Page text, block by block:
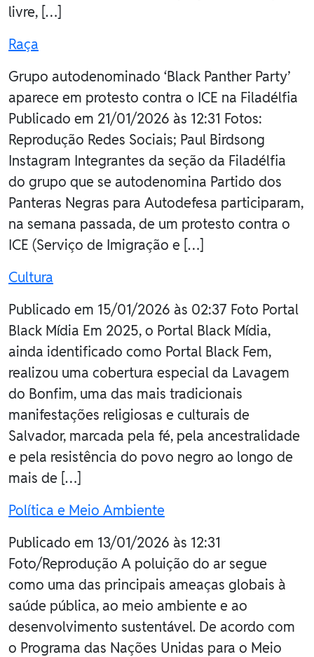
livre, […]
Raça
Grupo autodenominado ‘Black Panther Party’
aparece em protesto contra o ICE na Filadélfia
Publicado em 21/01/2026 às 12:31 Fotos:
Reprodução Redes Sociais; Paul Birdsong
Instagram Integrantes da seção da Filadélfia
do grupo que se autodenomina Partido dos
Panteras Negras para Autodefesa participaram,
na semana passada, de um protesto contra o
ICE (Serviço de Imigração e […]
Cultura
Publicado em 15/01/2026 às 02:37 Foto Portal
Black Mídia Em 2025, o Portal Black Mídia,
ainda identificado como Portal Black Fem,
realizou uma cobertura especial da Lavagem
do Bonfim, uma das mais tradicionais
manifestações religiosas e culturais de
Salvador, marcada pela fé, pela ancestralidade
e pela resistência do povo negro ao longo de
mais de […]
Política e Meio Ambiente
Publicado em 13/01/2026 às 12:31
Foto/Reprodução A poluição do ar segue
como uma das principais ameaças globais à
saúde pública, ao meio ambiente e ao
desenvolvimento sustentável. De acordo com
o Programa das Nações Unidas para o Meio